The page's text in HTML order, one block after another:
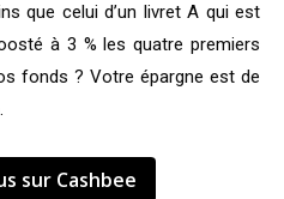
que celui d’un livret A qui est
à 3 % les quatre premiers
fonds ? Votre épargne est de
sur Cashbee